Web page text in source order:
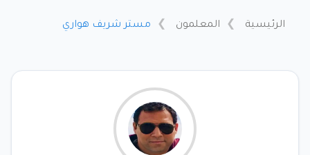
الرئيسية المعلمون مستر شريف هواري